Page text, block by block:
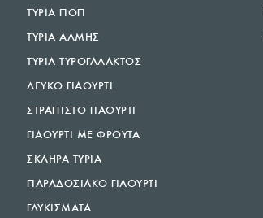
ΤΥΡΙΑ ΠΟΠ
ΤΥΡΙΑ ΑΛΜΗΣ
ΤΥΡΙΑ ΤΥΡΟΓΑΛΑΚΤΟΣ
ΛΕΥΚΟ ΓΙΑΟΥΡΤΙ
ΣΤΡΑΓΓΙΣΤΟ ΓΙΑΟΥΡΤΙ
ΓΙΑΟΥΡΤΙ ΜΕ ΦΡΟΥΤΑ
ΣΚΛΗΡΑ ΤΥΡΙΑ
ΠΑΡΑΔΟΣΙΑΚΟ ΓΙΑΟΥΡΤΙ
ΓΛΥΚΙΣΜΑΤΑ